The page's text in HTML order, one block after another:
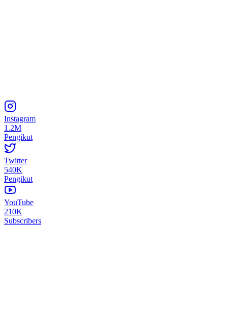
Instagram
1.2M
Pengikut
Twitter
540K
Pengikut
YouTube
210K
Subscribers